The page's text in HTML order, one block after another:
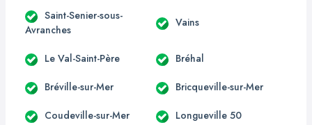
Saint-Senier-sous-
Avranches
Vains
Le Val-Saint-Père Bréhal
Bréville-sur-Mer Bricqueville-sur-Mer
Coudeville-sur-Mer Longueville 50